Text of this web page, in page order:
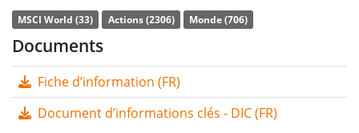
swap. Les dividendes de l'ETF sontcapitalisés
réinvestis dans l'ETF.
Le iShares MSCI World Swap PEA UCITS ETF EUR (Acc)
est un très grand ETF avec desactifs sous gestion à
MSCI World (33) Actions (2306) Monde (706)
Documents
Fiche d’information (FR)
Document d’informations clés - DIC (FR)